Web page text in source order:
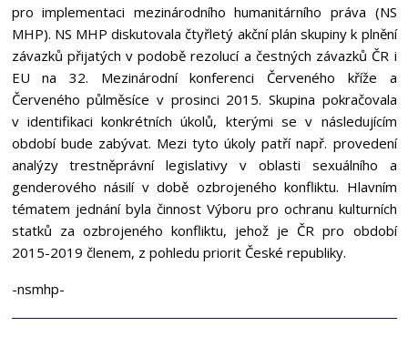
pro implementaci mezinárodního humanitárního práva (NS
MHP). NS MHP diskutovala čtyřletý akční plán skupiny k plnění
závazků přijatých v podobě rezolucí a čestných závazků ČR i
EU na 32. Mezinárodní konferenci Červeného kříže a
Červeného půlměsíce v prosinci 2015. Skupina pokračovala
v identifikaci konkrétních úkolů, kterými se v následujícím
období bude zabývat. Mezi tyto úkoly patří např. provedení
analýzy trestněprávní legislativy v oblasti sexuálního a
genderového násilí v době ozbrojeného konfliktu. Hlavním
tématem jednání byla činnost Výboru pro ochranu kulturních
statků za ozbrojeného konfliktu, jehož je ČR pro období
2015-2019 členem, z pohledu priorit České republiky.
-nsmhp-